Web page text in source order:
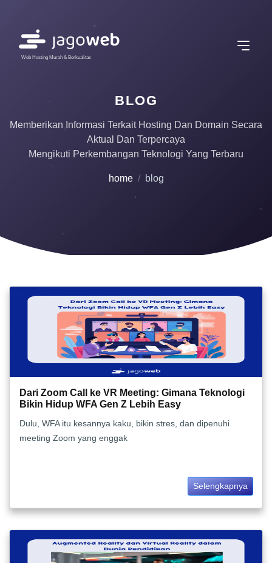
Web Hosting Murah & Berkualitas
BLOG
Memberikan Informasi Terkait Hosting Dan Domain Secara
Aktual Dan Terpercaya
Mengikuti Perkembangan Teknologi Yang Terbaru
home blog
Dari Zoom Call ke VR Meeting: Gimana Teknologi
Bikin Hidup WFA Gen Z Lebih Easy
Dulu, WFA itu kesannya kaku, bikin stres, dan dipenuhi
meeting Zoom yang enggak
Selengkapnya